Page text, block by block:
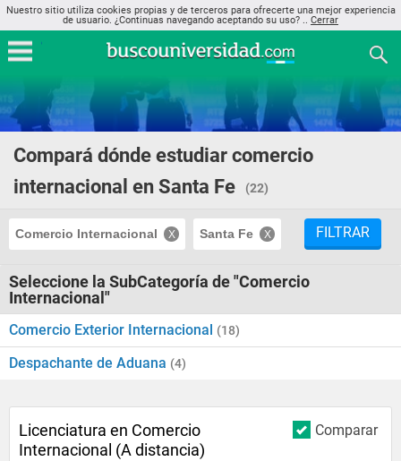
Nuestro sitio utiliza cookies propias y de terceros para ofrecerte una mejor experiencia
de usuario. ¿Continuas navegando aceptando su uso? .. Cerrar
Compará dónde estudiar comercio
internacional en Santa Fe
(22)
Comercio Internacional Santa Fe FILTRAR
Seleccione la SubCategoría de "Comercio
Internacional"
Comercio Exterior Internacional (18)
Despachante de Aduana (4)
Comparar
Licenciatura en Comercio
Internacional (A distancia)